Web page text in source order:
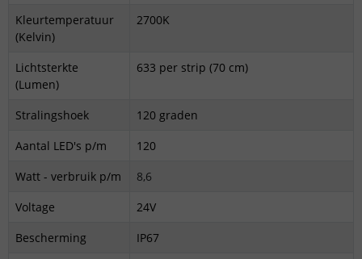
Kleurtemperatuur
(Kelvin)
2700K
Lichtsterkte
(Lumen)
633 per strip (70 cm)
Stralingshoek
120 graden
Aantal LED's p/m
120
Watt - verbruik p/m
8,6
Voltage
24V
Bescherming
IP67